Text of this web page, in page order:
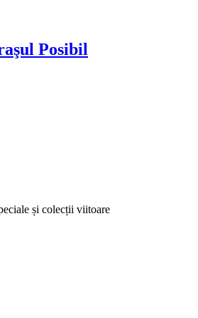
Posibil
și colecții viitoare